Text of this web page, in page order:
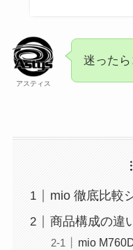
アスティス
迷ったら
mio 徹底比較
商品構成の違
mio